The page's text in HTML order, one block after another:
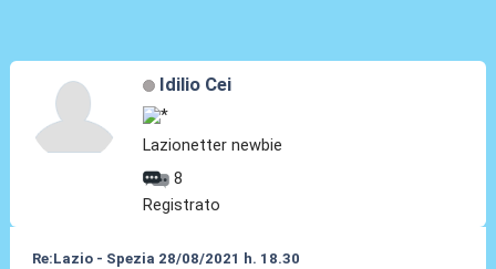
Idilio Cei
Lazionetter newbie
8
Registrato
Re:Lazio - Spezia 28/08/2021 h. 18.30